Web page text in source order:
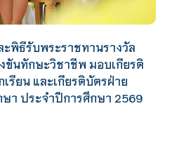
พิธีรับพระราชทานรางวัล
ขันทักษะวิชาชีพ มอบเกียรติ
รียน และเกียรติบัตรฝ่าย
า ประจำปีการศึกษา 2569